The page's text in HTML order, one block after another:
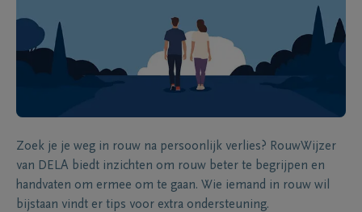
Zoek je je weg in rouw na persoonlijk verlies? RouwWijzer
van DELA biedt inzichten om rouw beter te begrijpen en
handvaten om ermee om te gaan. Wie iemand in rouw wil
bijstaan vindt er tips voor extra ondersteuning.